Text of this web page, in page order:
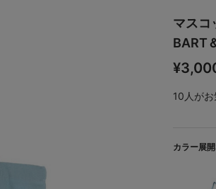
マスコ
BART
10 人が
カラー展